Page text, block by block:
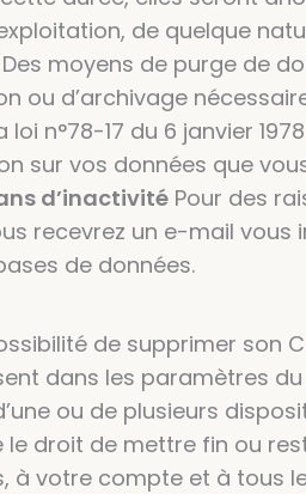
de quelque
Des moyens de purge de
ou d’archivage
n°78-17 du 6 janvier
sur vos données que
d’inactivité Pour des
recevrez un e-mail
de données.
de supprimer
dans les paramètres
ou de plusieurs
le droit de mettre fin ou
à votre compte et à tous